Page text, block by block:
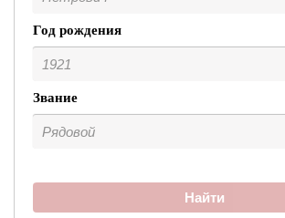
Год рождения
Звание
Найти